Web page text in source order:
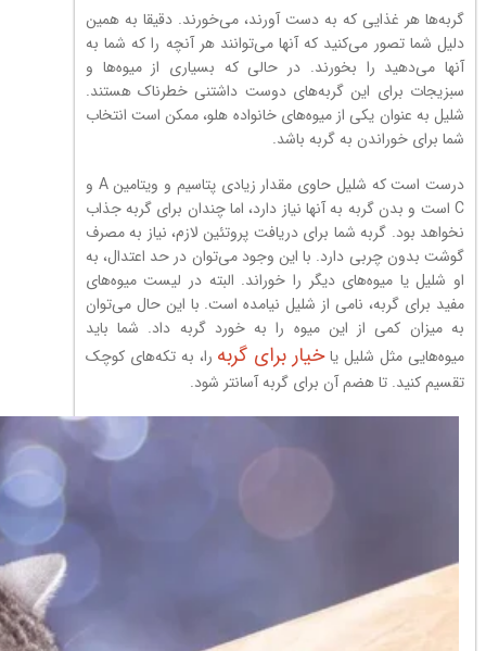
گربه‌ها هر غذایی که به دست آورند، می‌خورند. دقیقا به همین
دلیل شما تصور می‌کنید که آنها می‌توانند هر آنچه را که شما به
آنها می‌دهید را بخورند. در حالی که بسیاری از میوه‌ها و
سبزیجات برای این گربه‌های دوست داشتنی خطرناک هستند.
شلیل به عنوان یکی از میوه‌های خانواده هلو، ممکن است انتخاب
شما برای خوراندن به گربه باشد.
درست است که شلیل حاوی مقدار زیادی پتاسیم و ویتامین A و
C است و بدن گربه به آنها نیاز دارد، اما چندان برای گربه جذاب
نخواهد بود. گربه شما برای دریافت پروتئین لازم، نیاز به مصرف
گوشت بدون چربی دارد. با این وجود می‌توان در حد اعتدال، به
او شلیل یا میوه‌های دیگر را خوراند. البته در لیست میوه‌های
مفید برای گربه، نامی از شلیل نیامده است. با این حال می‌توان
به میزان کمی از این میوه را به خورد گربه داد. شما باید
میوه‌هایی مثل شلیل یاخیار برای گربه را، به تکه‌های کوچک
تقسیم کنید. تا هضم آن برای گربه آسانتر شود.